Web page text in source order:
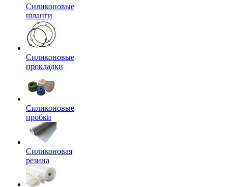
Силиконовые
шланги
Силиконовые
прокладки
Силиконовые
пробки
Силиконовая
резина